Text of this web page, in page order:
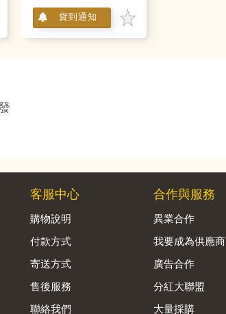
貨到通知
客服中心
購物說明
付款方式
寄送方式
售後服務
聯絡我們
合作與服務
異業合作
我要成為供應商
廣告合作
分紅大聯盟
大量採購